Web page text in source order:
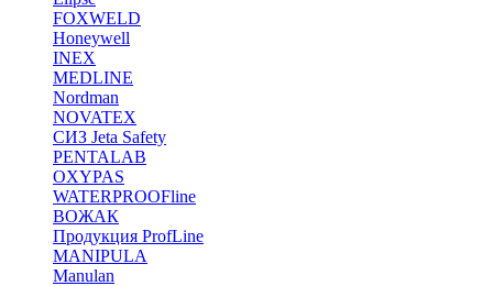
FOXWELD
Honeywell
INEX
MEDLINE
Nordman
NOVATEX
СИЗ Jeta Safety
PENTALAB
OXYPAS
WATERPROOFline
ВОЖАК
Продукция ProfLine
MANIPULA
Manulan